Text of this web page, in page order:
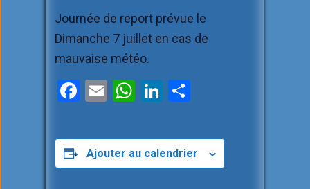
Journée de report prévue le
Dimanche 7 juillet en cas de
mauvaise météo.
F
ce
b
E
ail
W
at
s
Li
ke
dI
ta
g
Ajouter au calendrier